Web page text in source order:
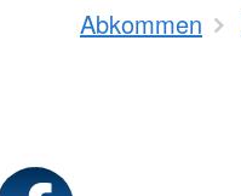
Abkommen